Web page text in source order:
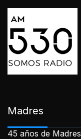
Madres
45 años de Madres